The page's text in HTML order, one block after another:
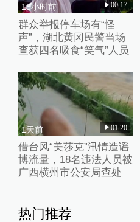
18小时前 00:17
群众举报停车场有“怪
声”，湖北黄冈民警当场
查获四名吸食“笑气”人员
1天前 01:20
借台风“美莎克”汛情造谣
博流量，18名违法人员被
广西横州市公安局查处
热门推荐